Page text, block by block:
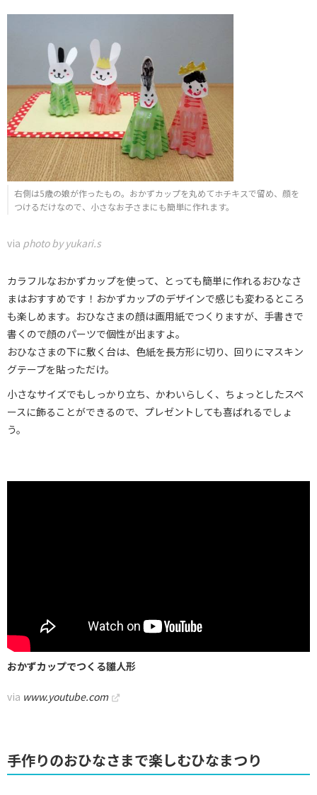
右側は5歳の娘が作ったもの。おかずカップを丸めてホチキスで留め、顔を
つけるだけなので、小さなお子さまにも簡単に作れます。
via photo by yukari.s
カラフルなおかずカップを使って、とっても簡単に作れるおひなさ
まはおすすめです！おかずカップのデザインで感じも変わるところ
も楽しめます。おひなさまの顔は画用紙でつくりますが、手書きで
書くので顔のパーツで個性が出ますよ。
おひなさまの下に敷く台は、色紙を長方形に切り、回りにマスキン
グテープを貼っただけ。
小さなサイズでもしっかり立ち、かわいらしく、ちょっとしたスペ
ースに飾ることができるので、プレゼントしても喜ばれるでしょ
う。
おかずカップでつくる雛人形
via www.youtube.com
手作りのおひなさまで楽しむひなまつり